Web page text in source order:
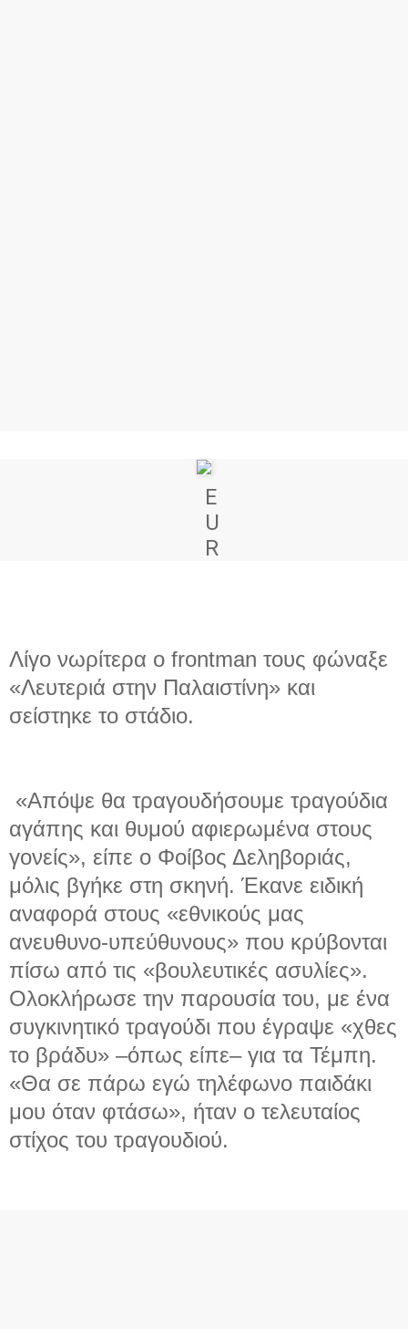
E
U
R
Λίγο νωρίτερα ο frontman τους φώναξε
«Λευτεριά στην Παλαιστίνη» και
σείστηκε το στάδιο.
«Απόψε θα τραγουδήσουμε τραγούδια
αγάπης και θυμού αφιερωμένα στους
γονείς», είπε ο Φοίβος Δεληβοριάς,
μόλις βγήκε στη σκηνή. Έκανε ειδική
αναφορά στους «εθνικούς μας
ανευθυνο-υπεύθυνους» που κρύβονται
πίσω από τις «βουλευτικές ασυλίες».
Ολοκλήρωσε την παρουσία του, με ένα
συγκινητικό τραγούδι που έγραψε «χθες
το βράδυ» –όπως είπε– για τα Τέμπη.
«Θα σε πάρω εγώ τηλέφωνο παιδάκι
μου όταν φτάσω», ήταν ο τελευταίος
στίχος του τραγουδιού.